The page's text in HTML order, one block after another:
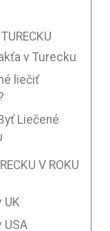
v Turecku
liečiť
Liečené
V ROKU
UK
USA